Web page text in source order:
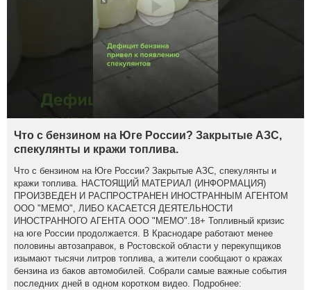
Что с бензином на Юге России? Закрытые АЗС,
спекулянты и кражи топлива.
Что с бензином на Юге России? Закрытые АЗС, спекулянты и
кражи топлива. НАСТОЯЩИЙ МАТЕРИАЛ (ИНФОРМАЦИЯ)
ПРОИЗВЕДЕН И РАСПРОСТРАНЕН ИНОСТРАННЫМ АГЕНТОМ
ООО "МЕМО", ЛИБО КАСАЕТСЯ ДЕЯТЕЛЬНОСТИ
ИНОСТРАННОГО АГЕНТА ООО "МЕМО".18+ Топливный кризис
на юге России продолжается. В Краснодаре работают менее
половины автозаправок, в Ростовской области у перекупщиков
изымают тысячи литров топлива, а жители сообщают о кражах
бензина из баков автомобилей. Собрали самые важные события
последних дней в одном коротком видео. Подробнее: